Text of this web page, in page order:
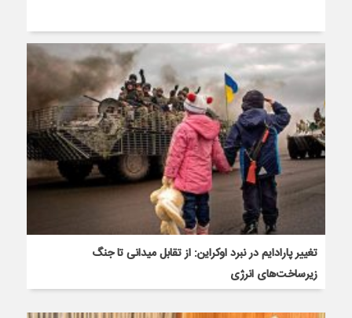
تغییر پارادایم در نبرد اوکراین: از تقابل میدانی تا جنگ
زیرساخت‌های انرژی